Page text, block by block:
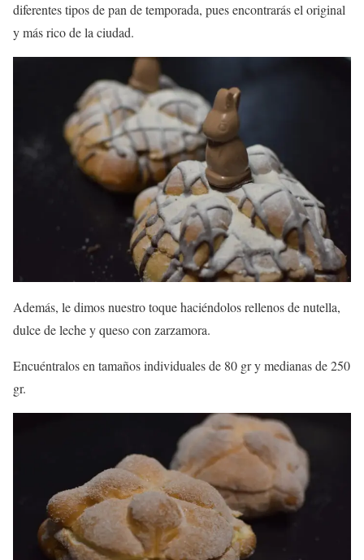
diferentes tipos de pan de temporada, pues encontrarás el original
y más rico de la ciudad.
Además, le dimos nuestro toque haciéndolos rellenos de nutella,
dulce de leche y queso con zarzamora.
Encuéntralos en tamaños individuales de 80 gr y medianas de 250
gr.